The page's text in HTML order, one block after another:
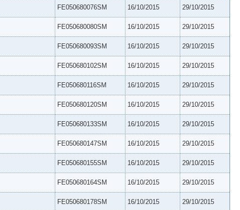
FE050680076SM 16/10/2015 29/10/2015
FE050680080SM 16/10/2015 29/10/2015
FE050680093SM 16/10/2015 29/10/2015
FE050680102SM 16/10/2015 29/10/2015
FE050680116SM 16/10/2015 29/10/2015
FE050680120SM 16/10/2015 29/10/2015
FE050680133SM 16/10/2015 29/10/2015
FE050680147SM 16/10/2015 29/10/2015
FE050680155SM 16/10/2015 29/10/2015
FE050680164SM 16/10/2015 29/10/2015
FE050680178SM 16/10/2015 29/10/2015